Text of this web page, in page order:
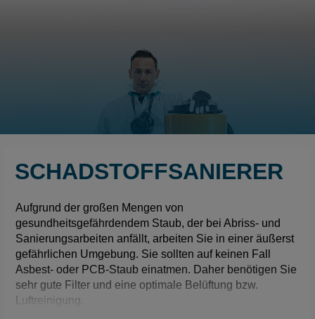
SCHADSTOFFSANIERER
Aufgrund der großen Mengen von
gesundheitsgefährdendem Staub, der bei Abriss- und
Sanierungsarbeiten anfällt, arbeiten Sie in einer äußerst
gefährlichen Umgebung. Sie sollten auf keinen Fall
Asbest- oder PCB-Staub einatmen. Daher benötigen Sie
sehr gute Filter und eine optimale Belüftung bzw.
Luftreinigung.